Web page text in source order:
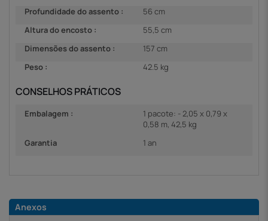
Profundidade do assento :
56 cm
Altura do encosto :
55,5 cm
Dimensões do assento :
157 cm
Peso :
42.5 kg
CONSELHOS PRÁTICOS
Embalagem :
1 pacote: - 2,05 x 0,79 x
0,58 m, 42,5 kg
Garantia
1 an
Anexos